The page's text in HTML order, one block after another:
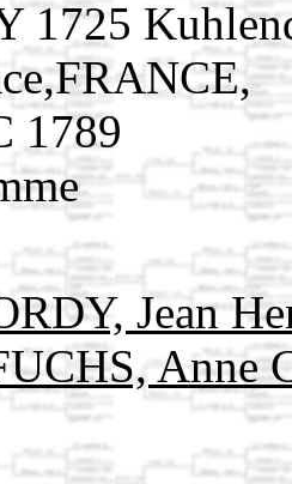
1725
1789
Jean
Anne